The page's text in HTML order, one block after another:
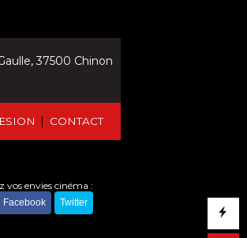
| CONTACT
37500 Chinon
vos envies cinéma :
Facebook Twitter